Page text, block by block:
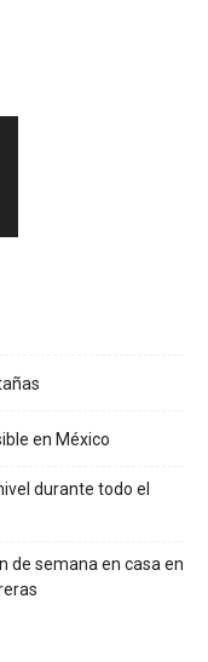
en México
durante todo el
de semana en casa en